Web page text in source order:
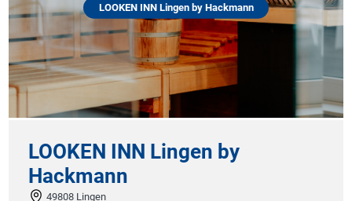
LOOKEN INN Lingen by Hackmann
LOOKEN INN Lingen by
Hackmann
49808 Lingen